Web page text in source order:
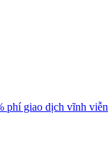
phí giao dịch vĩnh viễn